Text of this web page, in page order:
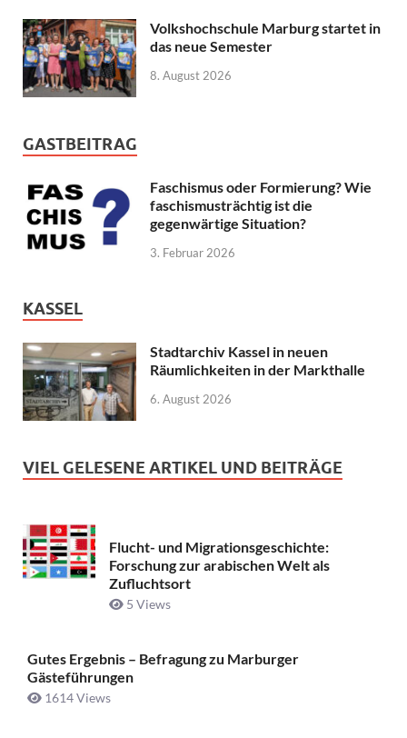
Volkshochschule Marburg startet in
das neue Semester
8. August 2026
GASTBEITRAG
Faschismus oder Formierung? Wie
faschismusträchtig ist die
gegenwärtige Situation?
3. Februar 2026
KASSEL
Stadtarchiv Kassel in neuen
Räumlichkeiten in der Markthalle
6. August 2026
VIEL GELESENE ARTIKEL UND BEITRÄGE
Flucht- und Migrationsgeschichte:
Forschung zur arabischen Welt als
Zufluchtsort
5 Views
Gutes Ergebnis – Befragung zu Marburger
Gästeführungen
1614 Views